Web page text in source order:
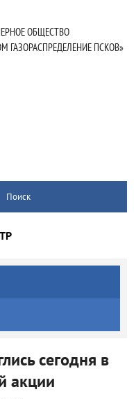
ОБЩЕСТВО
ГАЗОРАСПРЕДЕЛЕНИЕ ПСКОВ»
Поиск
сегодня в
акции